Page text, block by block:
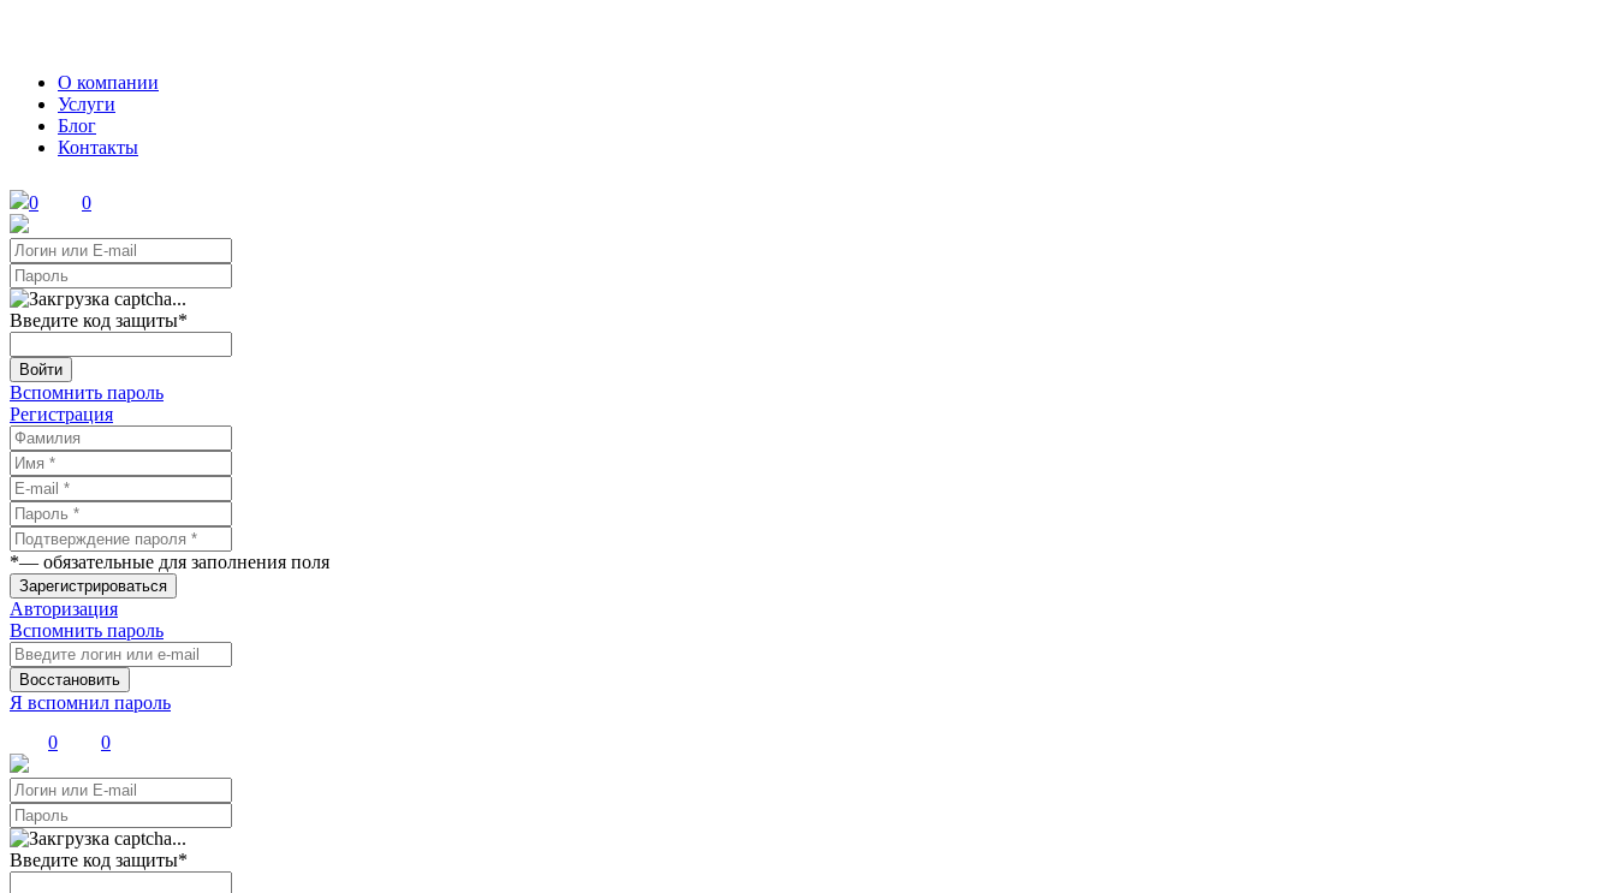
О компании
Услуги
Блог
Контакты
0 0
Введите код защиты*
Войти
Вспомнить пароль
Регистрация
*— обязательные для заполнения поля
Зарегистрироваться
Авторизация
Вспомнить пароль
Восстановить
Я вспомнил пароль
0
0
Введите код защиты*